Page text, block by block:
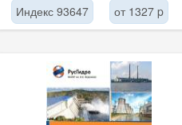
Индекс 93647 от 1327 p